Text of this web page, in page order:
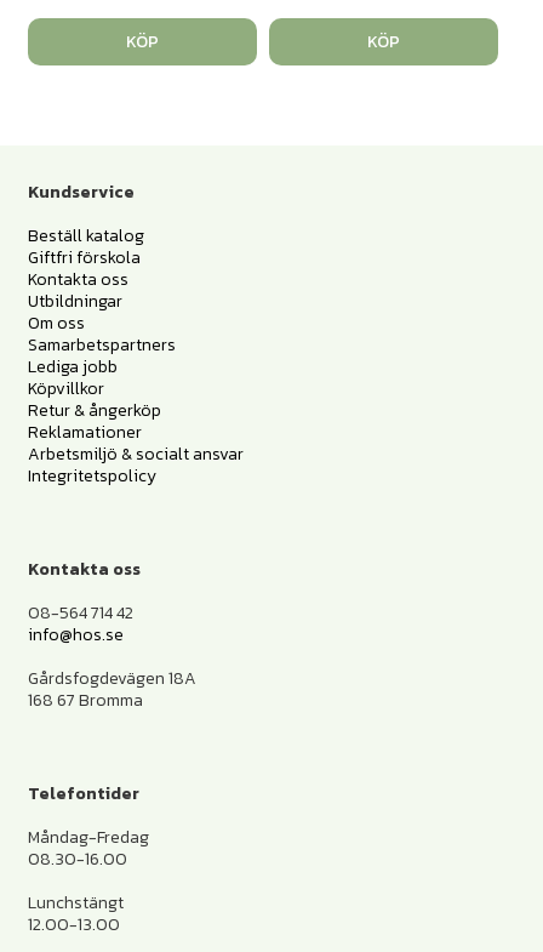
KÖP KÖP
Kundservice
Beställ katalog
Giftfri förskola
Kontakta oss
Utbildningar
Om oss
Samarbetspartners
Lediga jobb
Köpvillkor
Retur & ångerköp
Reklamationer
Arbetsmiljö & socialt ansvar
Integritetspolicy
Kontakta oss
08-564 714 42
info@hos.se
Gårdsfogdevägen 18A
168 67 Bromma
Telefontider
Måndag-Fredag
08.30-16.00
Lunchstängt
12.00-13.00